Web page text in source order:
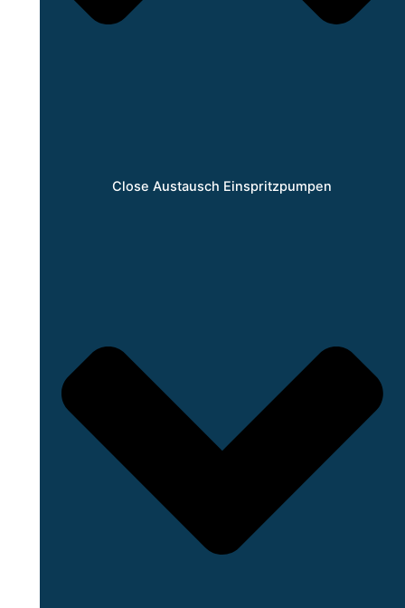
Close Austausch Einspritzpumpen